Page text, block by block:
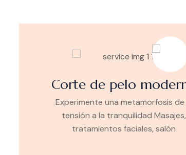
Corte de pelo
Experimente una metamorfosis de
tensión a la tranquilidad Masajes,
tratamientos faciales, salón